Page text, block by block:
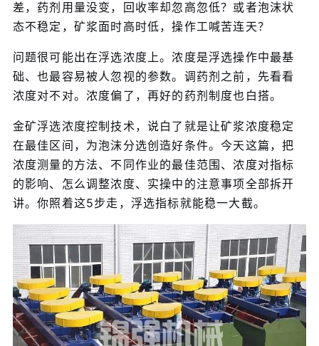
差，药剂用量没变，回收率却忽高忽低？或者泡沫状
态不稳定，矿浆面时高时低，操作工喊苦连天？
问题很可能出在浮选浓度上。浓度是浮选操作中最基
础、也最容易被人忽视的参数。调药剂之前，先看看
浓度对不对。浓度偏了，再好的药剂制度也白搭。
金矿浮选浓度控制技术，说白了就是让矿浆浓度稳定
在最佳区间，为泡沫分选创造好条件。今天这篇，把
浓度测量的方法、不同作业的最佳范围、浓度对指标
的影响、怎么调整浓度、实操中的注意事项全部拆开
讲。你照着这5步走，浮选指标就能稳一大截。